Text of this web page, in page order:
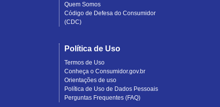
Quem Somos
Código de Defesa do Consumidor
(CDC)
Política de Uso
Termos de Uso
Conheça o Consumidor.gov.br
Orientações de uso
Política de Uso de Dados Pessoais
Perguntas Frequentes (FAQ)